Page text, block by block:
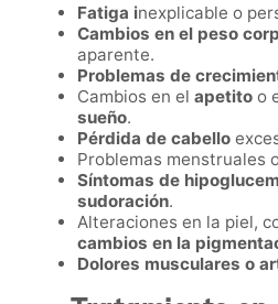
Fatiga inexplicable o
Cambios en el peso
aparente.
Problemas de
Cambios en el apetito o
sueño.
Pérdida de cabello
Problemas menstruales
Síntomas de
sudoración.
Alteraciones en la piel,
cambios en la
Dolores musculares o